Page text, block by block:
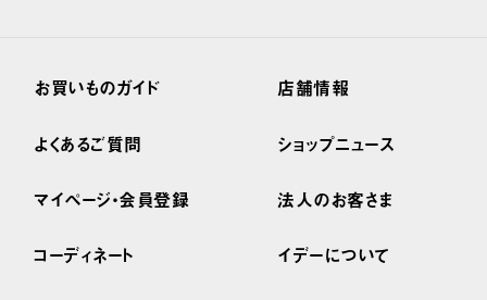
お買いものガイド
よくあるご質問
マイページ・会員登録
コーディネート
店舗情報
ショップニュース
法人のお客さま
イデーについて